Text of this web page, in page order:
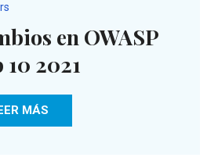
en OWASP
10 2021
MÁS